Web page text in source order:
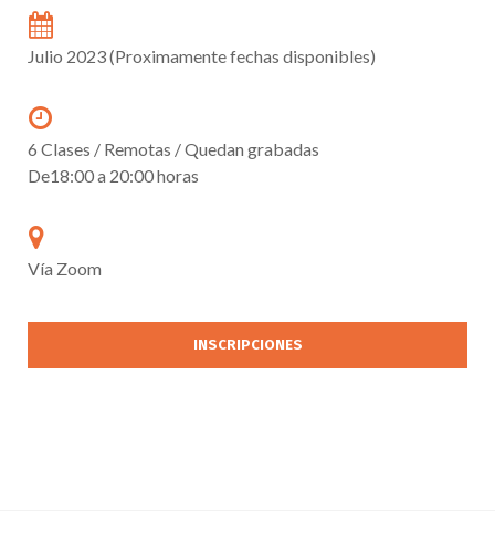
Julio 2023 (Proximamente fechas disponibles)
6 Clases / Remotas / Quedan grabadas
De18:00 a 20:00 horas
Vía Zoom
INSCRIPCIONES